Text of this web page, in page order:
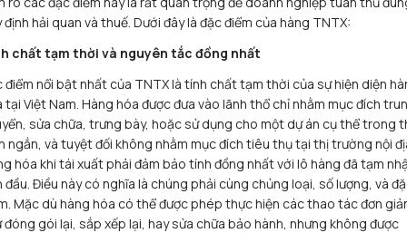
định hải quan và thuế. Dưới đây là đặc điểm của hàng TNTX:
chất tạm thời và nguyên tắc đồng nhất
điểm nổi bật nhất của TNTX là tính chất tạm thời của sự hiện diện
tại Việt Nam. Hàng hóa được đưa vào lãnh thổ chỉ nhằm mục đích
sửa chữa, trưng bày, hoặc sử dụng cho một dự án cụ thể trong
ngắn, và tuyệt đối không nhằm mục đích tiêu thụ tại thị trường nội
hóa khi tái xuất phải đảm bảo tính đồng nhất với lô hàng đã tạm
đầu. Điều này có nghĩa là chúng phải cùng chủng loại, số lượng, và
Mặc dù hàng hóa có thể được phép thực hiện các thao tác đơn
đóng gói lại, sắp xếp lại, hay sửa chữa bảo hành, nhưng không được